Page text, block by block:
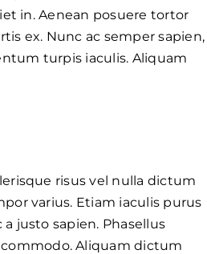
in. Aenean posuere tortor
ex. Nunc ac semper sapien,
turpis iaculis. Aliquam
risus vel nulla dictum
varius. Etiam iaculis purus
justo sapien. Phasellus
Aliquam dictum